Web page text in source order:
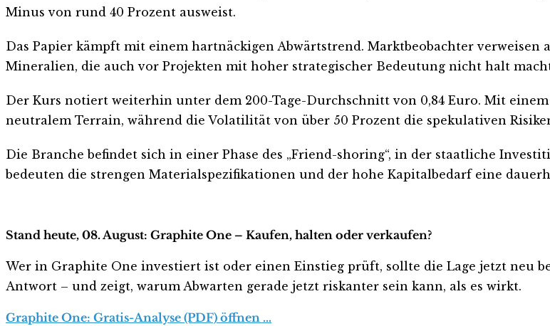
Minus von rund 40 Prozent ausweist.
Das Papier kämpft mit einem hartnäckigen Abwärtstrend. Marktbeobachter
Mineralien, die auch vor Projekten mit hoher strategischer Bedeutung nicht halt
Der Kurs notiert weiterhin unter dem 200-Tage-Durchschnitt von 0,84 Euro. Mit
neutralem Terrain, während die Volatilität von über 50 Prozent die spekulativen
Die Branche befindet sich in einer Phase des „Friend-shoring“, in der staatliche
bedeuten die strengen Materialspezifikationen und der hohe Kapitalbedarf eine
Stand heute, 08. August: Graphite One – Kaufen, halten oder verkaufen?
Wer in Graphite One investiert ist oder einen Einstieg prüft, sollte die Lage jetzt neu
Antwort – und zeigt, warum Abwarten gerade jetzt riskanter sein kann, als es wirkt.
Graphite One: Gratis-Analyse (PDF) öffnen …